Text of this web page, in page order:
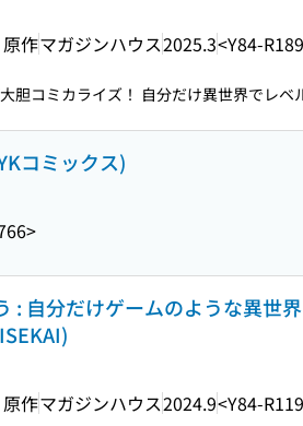
作マガジンハウス2025.3<Y84-
胆コミカライズ！ 自分だけ異世界でレベ
コミックス)
: 自分だけゲームのような異世
作マガジンハウス2024.9<Y84-